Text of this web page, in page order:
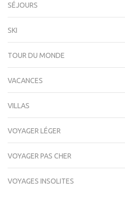
SÉJOURS
SKI
TOUR DU MONDE
VACANCES
VILLAS
VOYAGER LÉGER
VOYAGER PAS CHER
VOYAGES INSOLITES